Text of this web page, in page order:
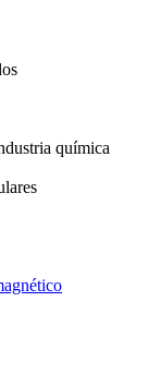
química